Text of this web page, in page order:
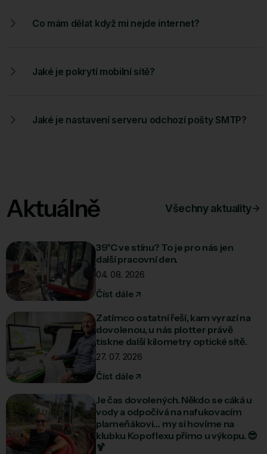
Co mám dělat když mi nejde internet?
Jaké je pokrytí mobilní sítě?
Jaké je nastavení serveru odchozí pošty SMTP?
Aktuálně Všechny aktuality
39°C ve stínu? To je pro nás jen
další pracovní den.
04. 08. 2026
Číst dále
Zatímco ostatní řeší, kam vyrazí na
dovolenou, u nás plotter právě
tiskne další kilometry optické sítě.
27. 07. 2026
Číst dále
Je čas dovolených. Někdo se cáká u
vody a odpočívá na nafukovacím
plameňákovi… my si hovíme na
klubku Kopoflexu přímo u výkopu. 😎
🍹